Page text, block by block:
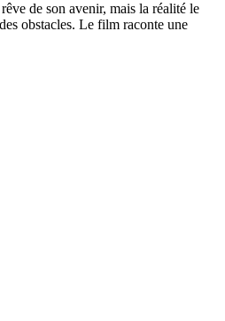
de son avenir, mais la réalité le
obstacles. Le film raconte une